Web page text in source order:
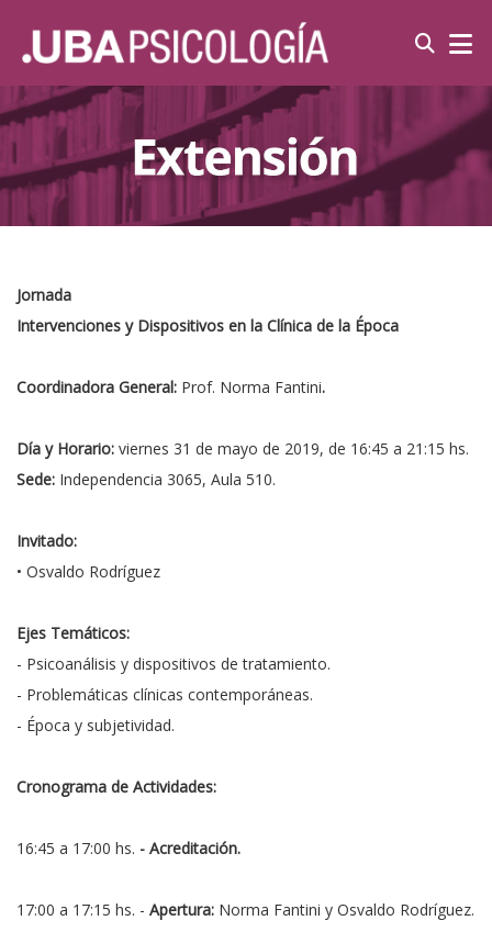
Jornada
Intervenciones y Dispositivos en la Clínica de la Época
Coordinadora General: Prof. Norma Fantini.
Día y Horario: viernes 31 de mayo de 2019, de 16:45 a 21:15 hs.
Sede: Independencia 3065, Aula 510.
Invitado:
• Osvaldo Rodríguez
Ejes Temáticos:
- Psicoanálisis y dispositivos de tratamiento.
- Problemáticas clínicas contemporáneas.
- Época y subjetividad.
Cronograma de Actividades:
16:45 a 17:00 hs. - Acreditación.
17:00 a 17:15 hs. - Apertura: Norma Fantini y Osvaldo Rodríguez.